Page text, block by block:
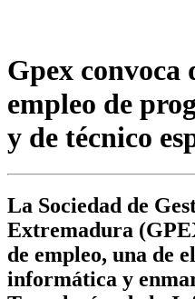
Gpex convoca
empleo de
y de técnico
La Sociedad de
Extremadura
de empleo, una de
informática y